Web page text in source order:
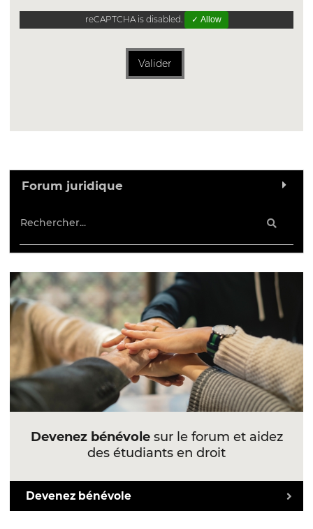
reCAPTCHA is disabled. ✓ Allow
Valider
Forum juridique
Devenez bénévolesur le forum et aidez
des étudiants en droit
Devenez bénévole